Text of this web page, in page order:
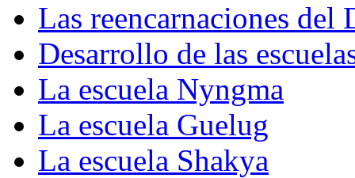
Las reencarnaciones del
Desarrollo de las
La escuela Nyngma
La escuela Guelug
La escuela Shakya